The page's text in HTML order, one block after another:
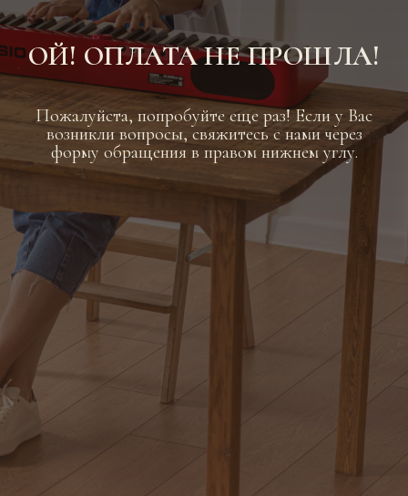
ОЙ! ОПЛАТА НЕ ПРОШЛА!
Пожалуйста, попробуйте еще раз! Если у Вас
возникли вопросы, свяжитесь с нами через
форму обращения в правом нижнем углу.